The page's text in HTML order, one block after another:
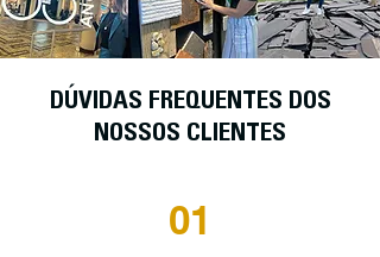
DÚVIDAS FREQUENTES DOS
NOSSOS CLIENTES
01